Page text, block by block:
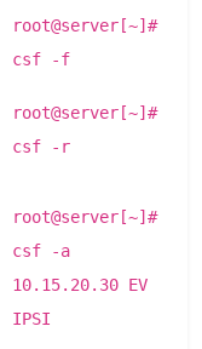
root@server[~]#
csf -f
root@server[~]#
csf -r
root@server[~]#
csf -a
10.15.20.30 EV
IPSI